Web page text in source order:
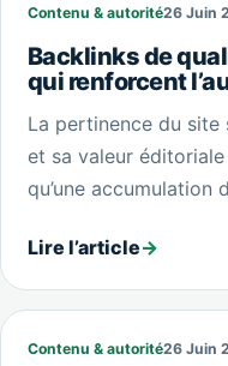
Contenu & autorité26 Juin
Backlinks de
qui renforcent
La pertinence du
et sa valeur
qu’une accumulation
Lire l’article→
Contenu & autorité26 Juin